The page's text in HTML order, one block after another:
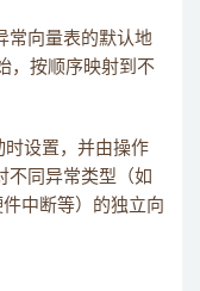
常向量表的默认地
，按顺序映射到不
时设置，并由操作
不同异常类型（如
中断等）的独立向